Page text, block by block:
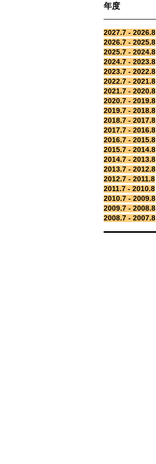
年度
2027.7 - 2026.8
2026.7 - 2025.8
2025.7 - 2024.8
2024.7 - 2023.8
2023.7 - 2022.8
2022.7 - 2021.8
2021.7 - 2020.8
2020.7 - 2019.8
2019.7 - 2018.8
2018.7 - 2017.8
2017.7 - 2016.8
2016.7 - 2015.8
2015.7 - 2014.8
2014.7 - 2013.8
2013.7 - 2012.8
2012.7 - 2011.8
2011.7 - 2010.8
2010.7 - 2009.8
2009.7 - 2008.8
2008.7 - 2007.8